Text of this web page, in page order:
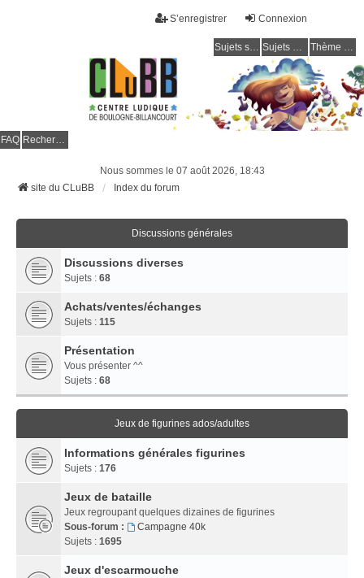
Connexion
S’enregistrer
Sujets sans réponse Sujets actifs Thème clair / foncé
FAQ Rechercher
Nous sommes le 07 août 2026, 18:43
site du CLuBB
Index du forum
Discussions générales
Discussions diverses
Sujets : 68
Achats/ventes/échanges
Sujets : 115
Présentation
Vous présenter ^^
Sujets : 68
Jeux de figurines ados/adultes
Informations générales figurines
Sujets : 176
Jeux de bataille
Jeux regroupant quelques dizaines de figurines
Sous-forum :
Campagne 40k
Sujets : 1695
Jeux d'escarmouche